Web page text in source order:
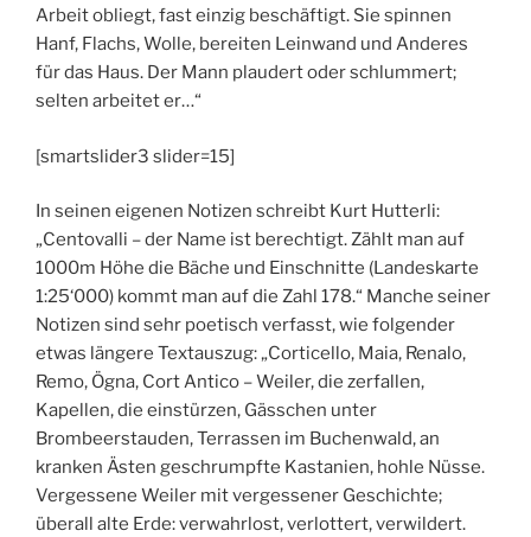
Arbeit obliegt, fast einzig beschäftigt. Sie spinnen
Hanf, Flachs, Wolle, bereiten Leinwand und Anderes
für das Haus. Der Mann plaudert oder schlummert;
selten arbeitet er…“
[smartslider3 slider=15]
In seinen eigenen Notizen schreibt Kurt Hutterli:
„Centovalli – der Name ist berechtigt. Zählt man auf
1000m Höhe die Bäche und Einschnitte (Landeskarte
1:25‘000) kommt man auf die Zahl 178.“ Manche seiner
Notizen sind sehr poetisch verfasst, wie folgender
etwas längere Textauszug: „Corticello, Maia, Renalo,
Remo, Ögna, Cort Antico – Weiler, die zerfallen,
Kapellen, die einstürzen, Gässchen unter
Brombeerstauden, Terrassen im Buchenwald, an
kranken Ästen geschrumpfte Kastanien, hohle Nüsse.
Vergessene Weiler mit vergessener Geschichte;
überall alte Erde: verwahrlost, verlottert, verwildert.